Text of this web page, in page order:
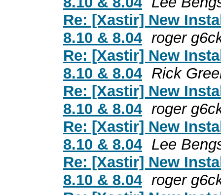
Re: [Xastir] New
8.10 & 8.04 roger
Re: [Xastir] New
8.10 & 8.04 Rick
Re: [Xastir] New
8.10 & 8.04 roger
Re: [Xastir] New
8.10 & 8.04 Lee
Re: [Xastir] New
8.10 & 8.04 roger